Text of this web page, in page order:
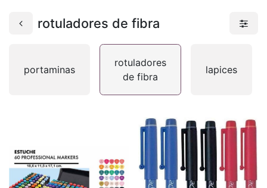
rotuladores de fibra
portaminas
rotuladores
de fibra
lapices